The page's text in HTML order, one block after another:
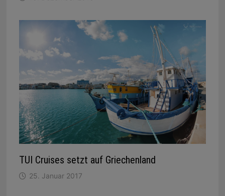
TUI Cruises setzt auf Griechenland
25. Januar 2017